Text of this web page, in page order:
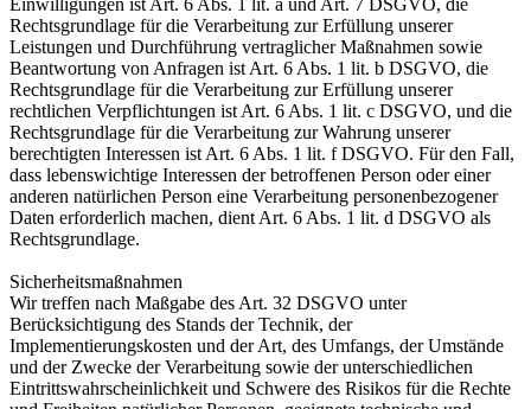
Einwilligungen ist Art. 6 Abs. 1 lit. a und Art. 7 DSGVO, die
Rechtsgrundlage für die Verarbeitung zur Erfüllung unserer
Leistungen und Durchführung vertraglicher Maßnahmen sowie
Beantwortung von Anfragen ist Art. 6 Abs. 1 lit. b DSGVO, die
Rechtsgrundlage für die Verarbeitung zur Erfüllung unserer
rechtlichen Verpflichtungen ist Art. 6 Abs. 1 lit. c DSGVO, und die
Rechtsgrundlage für die Verarbeitung zur Wahrung unserer
berechtigten Interessen ist Art. 6 Abs. 1 lit. f DSGVO. Für den Fall,
dass lebenswichtige Interessen der betroffenen Person oder einer
anderen natürlichen Person eine Verarbeitung personenbezogener
Daten erforderlich machen, dient Art. 6 Abs. 1 lit. d DSGVO als
Rechtsgrundlage.
Sicherheitsmaßnahmen
Wir treffen nach Maßgabe des Art. 32 DSGVO unter
Berücksichtigung des Stands der Technik, der
Implementierungskosten und der Art, des Umfangs, der Umstände
und der Zwecke der Verarbeitung sowie der unterschiedlichen
Eintrittswahrscheinlichkeit und Schwere des Risikos für die Rechte